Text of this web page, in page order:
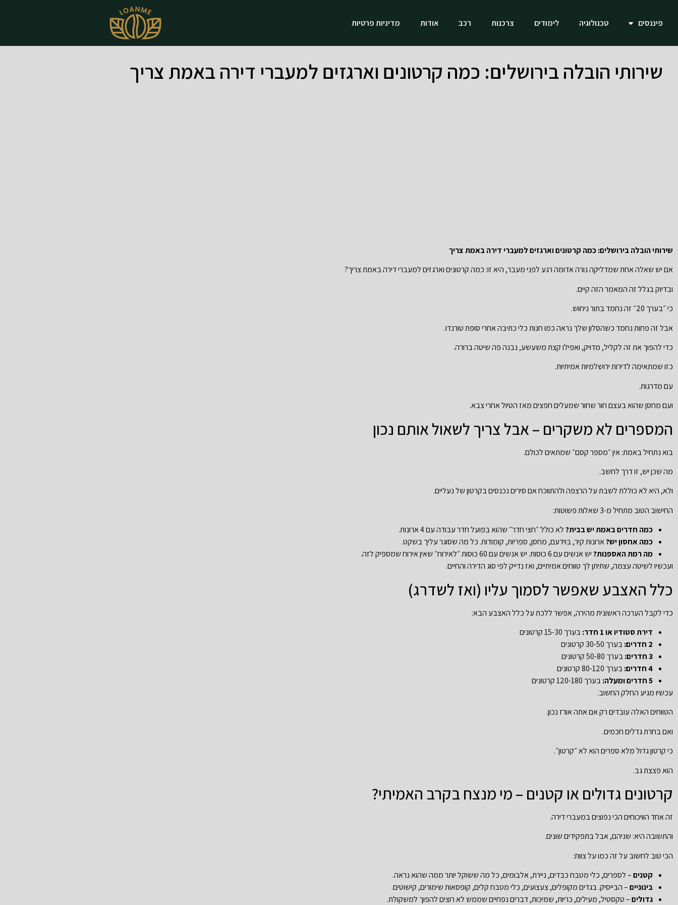
פיננסים טכנולוגיה לימודים צרכנות רכב אודות מדיניות פרטיות
שירותי הובלה בירושלים: כמה קרטונים וארגזים למעברי דירה באמת צריך
שירותי הובלה בירושלים: כמה קרטונים וארגזים למעברי דירה באמת צריך
אם יש שאלה אחת שמדליקה נורה אדומה רגע לפני מעבר, היא זו: כמה קרטונים וארגזים למעברי דירה באמת צריך?
ובדיוק בגלל זה המאמר הזה קיים.
כי ״בערך 20״ זה נחמד בתור ניחוש.
אבל זה פחות נחמד כשהסלון שלך נראה כמו חנות כלי כתיבה אחרי סופת טורנדו.
כדי להפוך את זה לקליל, מדויק, ואפילו קצת משעשע, נבנה פה שיטה ברורה.
כזו שמתאימה לדירות ירושלמיות אמיתיות.
עם מדרגות.
ועם מחסן שהוא בעצם חור שחור שמעלים חפצים מאז הטיול אחרי צבא.
המספרים לא משקרים – אבל צריך לשאול אותם נכון
בוא נתחיל באמת: אין ״מספר קסם״ שמתאים לכולם.
מה שכן יש, זו דרך לחשב.
ולא, היא לא כוללת לשבת על הרצפה ולהתווכח אם סירים נכנסים בקרטון של נעליים.
החישוב הטוב מתחיל מ-3 שאלות פשוטות:
כמה חדרים באמת יש בבית?לא כולל ״חצי חדר״ שהוא בפועל חדר עבודה עם 4 ארונות.
כמה אחסון יש?ארונות קיר, בוידעם, מחסן, ספריות, קומודות. כל מה שסוגר עליך בשקט.
מה רמת האספנות?יש אנשים עם 6 כוסות. יש אנשים עם 60 כוסות ״לאירוח״ שאין אירוח שמספיק לזה.
ועכשיו לשיטה עצמה, שתיתן לך טווחים אמיתיים, ואז נדייק לפי סוג הדירה והחיים.
כלל האצבע שאפשר לסמוך עליו (ואז לשדרג)
כדי לקבל הערכה ראשונית מהירה, אפשר ללכת על כלל האצבע הבא:
דירת סטודיו או 1 חדר:
בערך 15-30 קרטונים
2 חדרים:
בערך 30-50 קרטונים
3 חדרים:
בערך 50-80 קרטונים
4 חדרים:
בערך 80-120 קרטונים
5 חדרים ומעלה:
בערך 120-180 קרטונים
עכשיו מגיע החלק החשוב.
הטווחים האלה עובדים רק אם אתה אורז נכון.
ואם בחרת גדלים חכמים.
כי קרטון גדול מלא ספרים הוא לא ״קרטון״.
הוא פצצת גב.
קרטונים גדולים או קטנים – מי מנצח בקרב האמיתי?
זה אחד הוויכוחים הכי נפוצים במעברי דירה.
והתשובה היא: שניהם, אבל בתפקידים שונים.
הכי טוב לחשוב על זה כמו על צוות:
קטנים– לספרים, כלי מטבח כבדים, ניירת, אלבומים, כל מה ששוקל יותר ממה שהוא נראה.
בינוניים– הבייסיק. בגדים מקופלים, צעצועים, כלי מטבח קלים, קופסאות שימורים, קישוטים.
גדולים– טקסטיל, מעילים, כריות, שמיכות, דברים נפחיים שממש לא רוצים להפוך למשקולת.